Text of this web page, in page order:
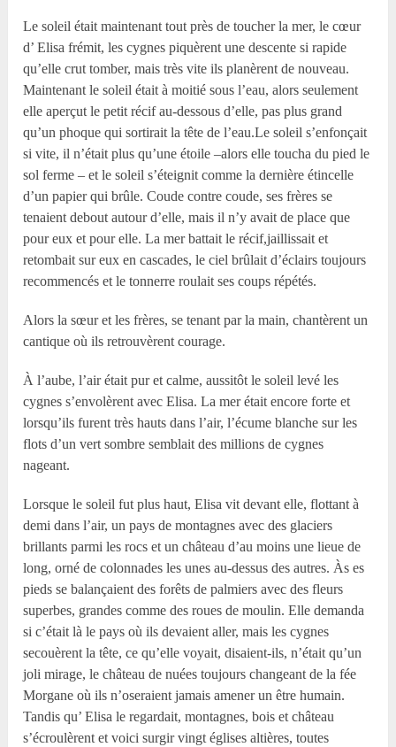
Le soleil était maintenant tout près de toucher la mer, le cœur
d’ Elisa frémit, les cygnes piquèrent une descente si rapide
qu’elle crut tomber, mais très vite ils planèrent de nouveau.
Maintenant le soleil était à moitié sous l’eau, alors seulement
elle aperçut le petit récif au-dessous d’elle, pas plus grand
qu’un phoque qui sortirait la tête de l’eau.Le soleil s’enfonçait
si vite, il n’était plus qu’une étoile –alors elle toucha du pied le
sol ferme – et le soleil s’éteignit comme la dernière étincelle
d’un papier qui brûle. Coude contre coude, ses frères se
tenaient debout autour d’elle, mais il n’y avait de place que
pour eux et pour elle. La mer battait le récif,jaillissait et
retombait sur eux en cascades, le ciel brûlait d’éclairs toujours
recommencés et le tonnerre roulait ses coups répétés.
Alors la sœur et les frères, se tenant par la main, chantèrent un
cantique où ils retrouvèrent courage.
À l’aube, l’air était pur et calme, aussitôt le soleil levé les
cygnes s’envolèrent avec Elisa. La mer était encore forte et
lorsqu’ils furent très hauts dans l’air, l’écume blanche sur les
flots d’un vert sombre semblait des millions de cygnes
nageant.
Lorsque le soleil fut plus haut, Elisa vit devant elle, flottant à
demi dans l’air, un pays de montagnes avec des glaciers
brillants parmi les rocs et un château d’au moins une lieue de
long, orné de colonnades les unes au-dessus des autres. Às es
pieds se balançaient des forêts de palmiers avec des fleurs
superbes, grandes comme des roues de moulin. Elle demanda
si c’était là le pays où ils devaient aller, mais les cygnes
secouèrent la tête, ce qu’elle voyait, disaient-ils, n’était qu’un
joli mirage, le château de nuées toujours changeant de la fée
Morgane où ils n’oseraient jamais amener un être humain.
Tandis qu’ Elisa le regardait, montagnes, bois et château
s’écroulèrent et voici surgir vingt églises altières, toutes